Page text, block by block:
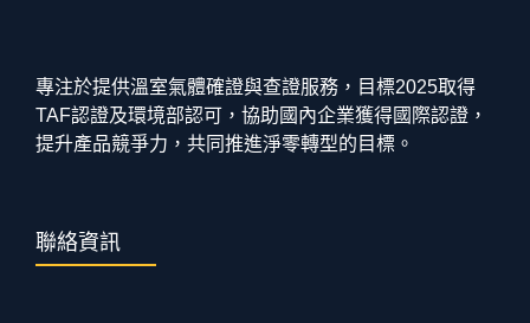
專注於提供溫室氣體確證與查證服務，目標2025取得
TAF認證及環境部認可，協助國內企業獲得國際認證，
提升產品競爭力，共同推進淨零轉型的目標。
聯絡資訊